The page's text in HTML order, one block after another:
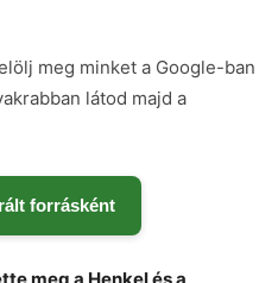
meg minket a Google-ban
látod majd a
forrásként